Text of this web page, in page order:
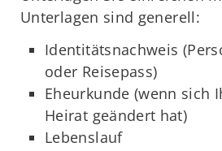
Unterlagen sind generell:
Identitätsnachweis
oder Reisepass)
Eheurkunde (wenn sich
Heirat geändert hat)
Lebenslauf